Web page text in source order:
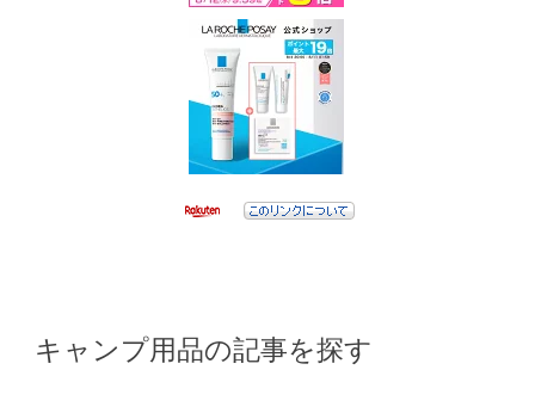
キャンプ用品の記事を探す